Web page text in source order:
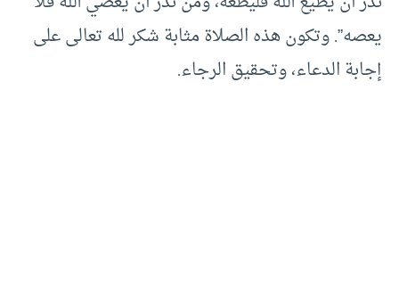
يعصه”. وتكون هذه الصلاة مثابة شكر لله تعالى على
إجابة الدعاء، وتحقيق الرجاء.